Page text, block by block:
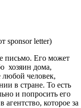
sponsor letter)
письмо. Его может
хозяин дома,
любой человек,
в стране. То есть
и попросить его
которое за